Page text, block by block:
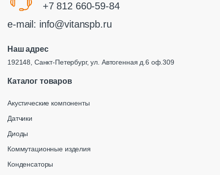
+7 812 660-59-84
e-mail: info@vitanspb.ru
Наш адрес
192148, Санкт-Петербург, ул. Автогенная д.6 оф.309
Каталог товаров
Акустические компоненты
Датчики
Диоды
Коммутационные изделия
Конденсаторы